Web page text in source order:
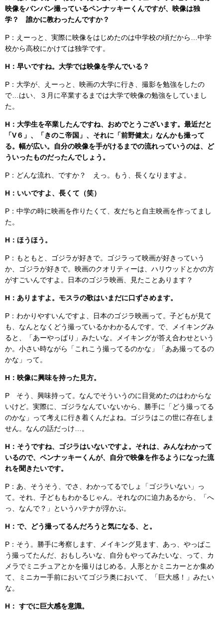
映像をバンバン撮っているペンナッキーくんですが、映像は独
学？ 誰かに教わったんですか？
P：えーっと、実際に映像をはじめたのは中学校の頃だから…中学
校から高校にかけては独学です。
H：早いですね。大学では映像を学んでいる？
P：大学が、えーっと、映画の大学に行き、撮影を勉強をしたの
で…はい、３月に卒業するまでは大学で映像の勉強をしていまし
た。
H：大学生を卒業したんですね、おめでとうございます。最近だと
「V６」、「きのこ帝国」、それに「前野健太」なんかも撮って
る。幅が広い。自分の映像を手がけるまでの流れっていうのは、ど
ういったものだったんでしょう。
P：どんな流れ、ですか？ えっ。もう、長くなりますよ。
H：いいですよ、長くて（笑）
P：中学の時に映画を作りたくて、友だちと自主映画を作ってまし
た。
H：ほうほう。
P：もともと、ゴジラが好きで。ゴジラって映画が好きっていう
か、ゴジラが好きで。映画のクオリティーは、ハリウッドとかの方
がすごいんですよ。日本のゴジラ映画、見たことあります？
H：ありますよ。モスラの歌はいまだに口ずさめます。
P：わかりやすいんですよ、日本のゴジラ映画って。子どもが見て
も、なんとなくどう撮っているかわかるんです。で、メイキングみ
ると、「あーやっぱり」みたいな。メイキングが答え合わせという
か。小さい時ながら「これこう撮ってるのかな」「ああ撮ってるの
かな」って。
H：映像に興味を持った見方。
P そう、興味持って。なんでそういうのに目覚めたのはわからな
いけど。実際に、ゴジラなんていないから、勝手に「どう撮ってる
のかな」って考えに行き着くんだよね。ゴジラはこの世に存在しま
せん。なんの話だっけ…。
H：そうですね、ゴジラはいないですよ。それは、みんなわかって
いるので、ペンナッキーくんが、自分で映像を作るようになった流
れを聞きたいです。
P：あ、そうそう、でさ、わかってるでしょ「ゴジラいない」っ
て。それ、子どももわかるじゃん。それなのに迫力あるから、「へ
っ、なんで？」というハテナが浮かぶ。
H：で、どう撮ってるんだろうと気になる、と。
P：そう。勝手に考察します、メイキング見ます、あっ、やっぱこ
う撮ってたんだ、おもしろいな、自分もやってみたいな、って、カ
メラでミニチュアとかを撮りはじめる。人形とかミニカーとか集め
て、ミニカー手前においてゴジラ奥において、「巨大感！」みたい
な。
H： すでに巨大感を意識。